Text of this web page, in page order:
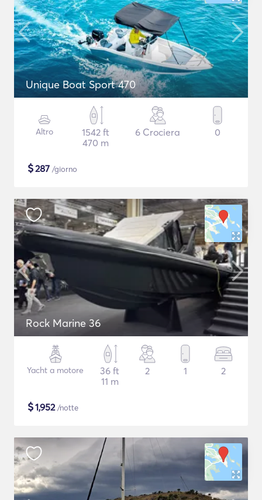
Unique Boat Sport 470
Altro
1542 ft
470 m
6 Crociera 0
$287 /giorno
Rock Marine 36
Yacht a motore
36 ft
11 m
2 1 2
$1,952/notte